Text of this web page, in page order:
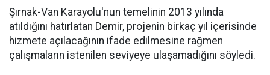
Şırnak-Van Karayolu'nun temelinin 2013 yılında
atıldığını hatırlatan Demir, projenin birkaç yıl içerisinde
hizmete açılacağının ifade edilmesine rağmen
çalışmaların istenilen seviyeye ulaşamadığını söyledi.